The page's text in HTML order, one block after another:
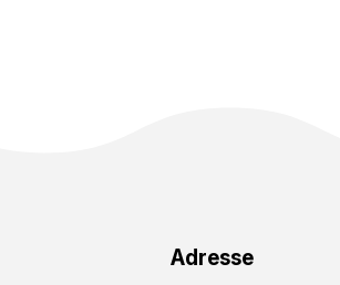
Adresse